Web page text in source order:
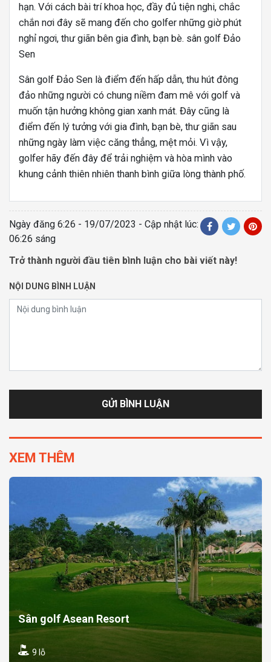
hạn. Với cách bài trí khoa học, đầy đủ tiện nghi, chắc
chắn nơi đây sẽ mang đến cho golfer những giờ phút
nghỉ ngơi, thư giãn bên gia đình, bạn bè. sân golf Đảo
Sen
Sân golf Đảo Sen là điểm đến hấp dẫn, thu hút đông
đảo những người có chung niềm đam mê với golf và
muốn tận hưởng không gian xanh mát. Đây cũng là
điểm đến lý tưởng với gia đình, bạn bè, thư giãn sau
những ngày làm việc căng thẳng, mệt mỏi. Vì vậy,
golfer hãy đến đây để trải nghiệm và hòa mình vào
khung cảnh thiên nhiên thanh bình giữa lòng thành phố.
Ngày đăng 6:26 - 19/07/2023 - Cập nhật lúc:
06:26 sáng
Trở thành người đầu tiên bình luận cho bài viết này!
NỘI DUNG BÌNH LUẬN
XEM THÊM
Sân golf Asean Resort
9 lỗ